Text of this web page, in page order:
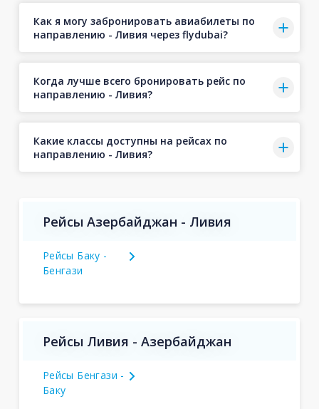
Как я могу забронировать авиабилеты по
направлению - Ливия через flydubai?
Когда лучше всего бронировать рейс по
направлению - Ливия?
Какие классы доступны на рейсах по
направлению - Ливия?
Рейсы Азербайджан - Ливия
Рейсы Баку -
Бенгази
Рейсы Ливия - Азербайджан
Рейсы Бенгази -
Баку